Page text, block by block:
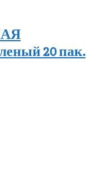
20 пак.